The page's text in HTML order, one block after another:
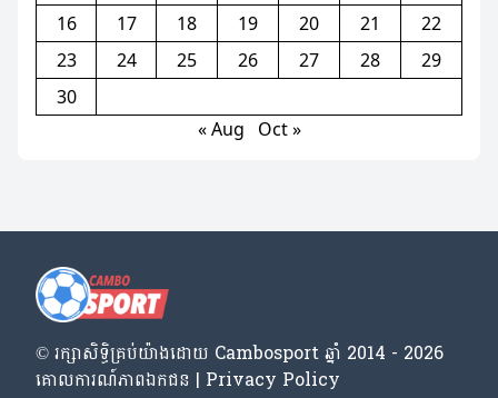
16
17 18 19 20 21
22
23
24 25 26 27 28
29
30
« Aug
Oct »
© រក្សា​សិទ្ធិ​គ្រប់​យ៉ាង​ដោយ​ Cambosport ឆ្នាំ 2014 - 2026
គោលការណ៍​ភាព​ឯកជន | Privacy Policy